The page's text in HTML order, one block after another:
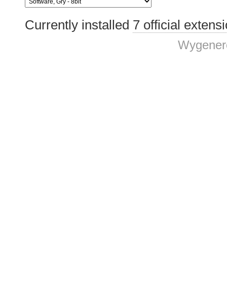
Currently installed 7 official